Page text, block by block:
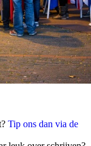
Tip ons dan via de